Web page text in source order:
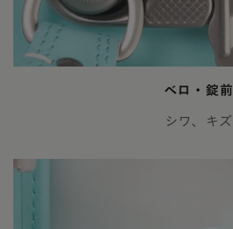
ベロ・錠前
シワ、キズ